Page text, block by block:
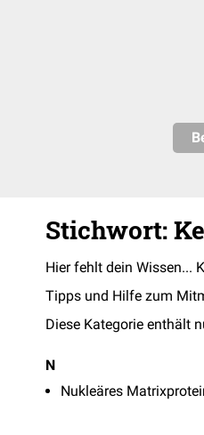
Stichwort:
Hier fehlt dein Wissen...
Tipps und Hilfe zum
Diese Kategorie enthält
N
Nukleäres